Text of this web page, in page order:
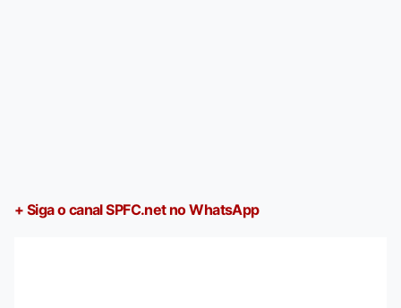
+ Siga o canal SPFC.net no WhatsApp